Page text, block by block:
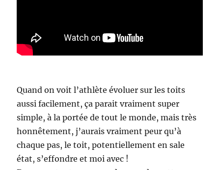
Quand on voit l’athlète évoluer sur les toits
aussi facilement, ça parait vraiment super
simple, à la portée de tout le monde, mais très
honnêtement, j’aurais vraiment peur qu’à
chaque pas, le toit, potentiellement en sale
état, s’effondre et moi avec !